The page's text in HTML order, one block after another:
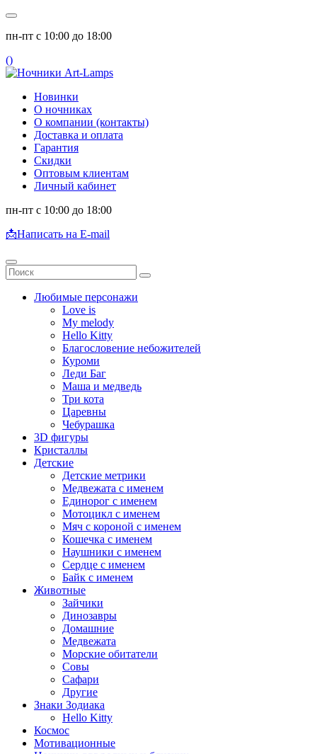
пн-пт с 10:00 до 18:00
()
Новинки
О ночниках
О компании (контакты)
Доставка и оплата
Гарантия
Скидки
Оптовым клиентам
Личный кабинет
пн-пт с 10:00 до 18:00
📩Написать на E-mail
Любимые персонажи
Love is
My melody
Hello Kitty
Благословение небожителей
Куроми
Леди Баг
Маша и медведь
Три кота
Царевны
Чебурашка
3D фигуры
Кристаллы
Детские
Детские метрики
Медвежата с именем
Единорог с именем
Мотоцикл с именем
Мяч с короной с именем
Кошечка с именем
Наушники с именем
Сердце с именем
Байк с именем
Животные
Зайчики
Динозавры
Домашние
Медвежата
Морские обитатели
Совы
Сафари
Другие
Знаки Зодиака
Hello Kitty
Космос
Мотивационные